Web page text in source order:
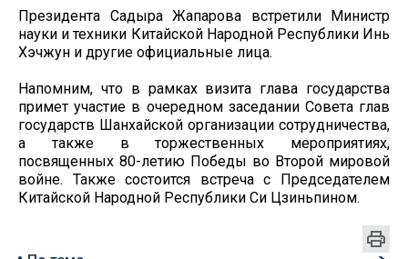
Президента Садыра Жапарова встретили Министр
науки и техники Китайской Народной Республики Инь
Хэчжун и другие официальные лица.
Напомним, что в рамках визита глава государства
примет участие в очередном заседании Совета глав
государств Шанхайской организации сотрудничества,
а также в торжественных мероприятиях,
посвященных 80-летию Победы во Второй мировой
войне. Также состоится встреча с Председателем
Китайской Народной Республики Си Цзиньпином.